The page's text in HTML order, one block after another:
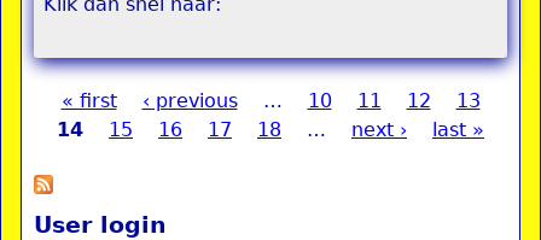
Pages
« first ‹ previous … 10 11 12
13
14
15 16 17 18 … next › last »
User login